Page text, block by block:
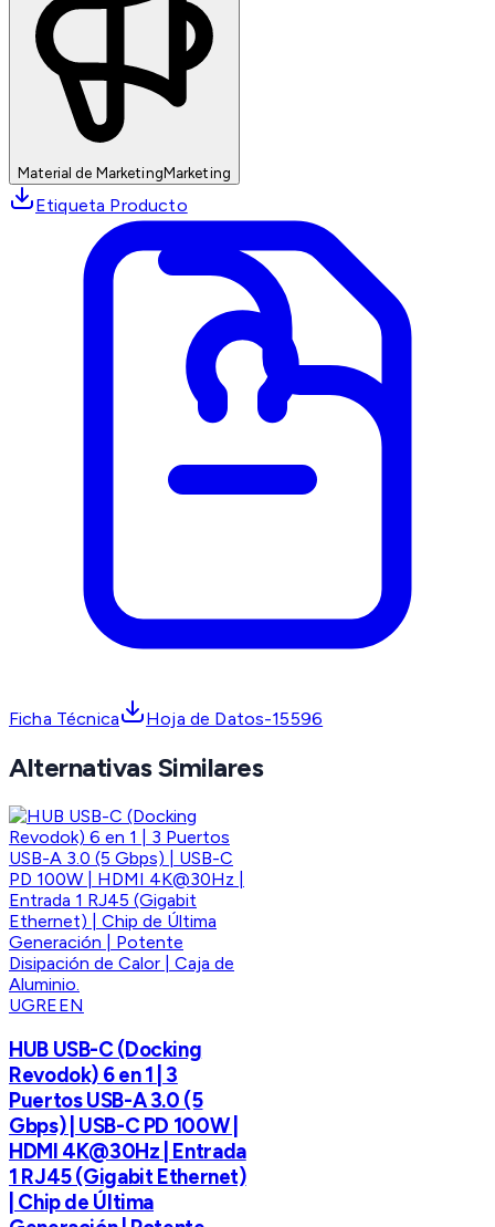
Material de MarketingMarketing
Etiqueta Producto
Ficha Técnica Hoja de Datos-15596
Alternativas Similares
UGREEN
HUB USB-C (Docking
Revodok) 6 en 1 | 3
Puertos USB-A 3.0 (5
Gbps) | USB-C PD 100W |
HDMI 4K@30Hz | Entrada
1 RJ45 (Gigabit Ethernet)
| Chip de Última